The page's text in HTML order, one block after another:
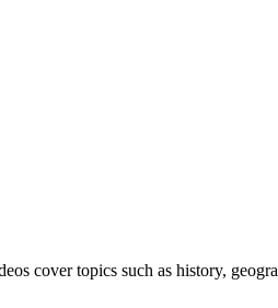
cover topics such as history,